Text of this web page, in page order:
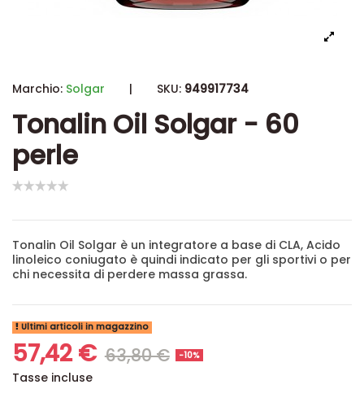
Marchio: Solgar | SKU: 949917734
Tonalin Oil Solgar - 60
perle
Tonalin Oil Solgar è un integratore a base di CLA, Acido
linoleico coniugato è quindi indicato per gli sportivi o per
chi necessita di perdere massa grassa.
Ultimi articoli in magazzino
57,42 € 63,80 € -10%
Tasse incluse